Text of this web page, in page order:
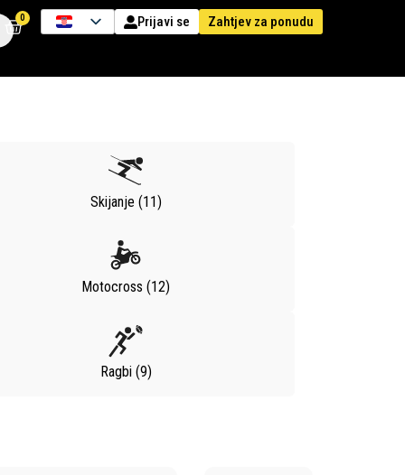
0 Prijavi se Zahtjev za ponudu
Skijanje (11)
Motocross (12)
Ragbi (9)